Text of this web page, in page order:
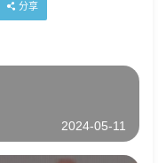
分享
2024-05-11